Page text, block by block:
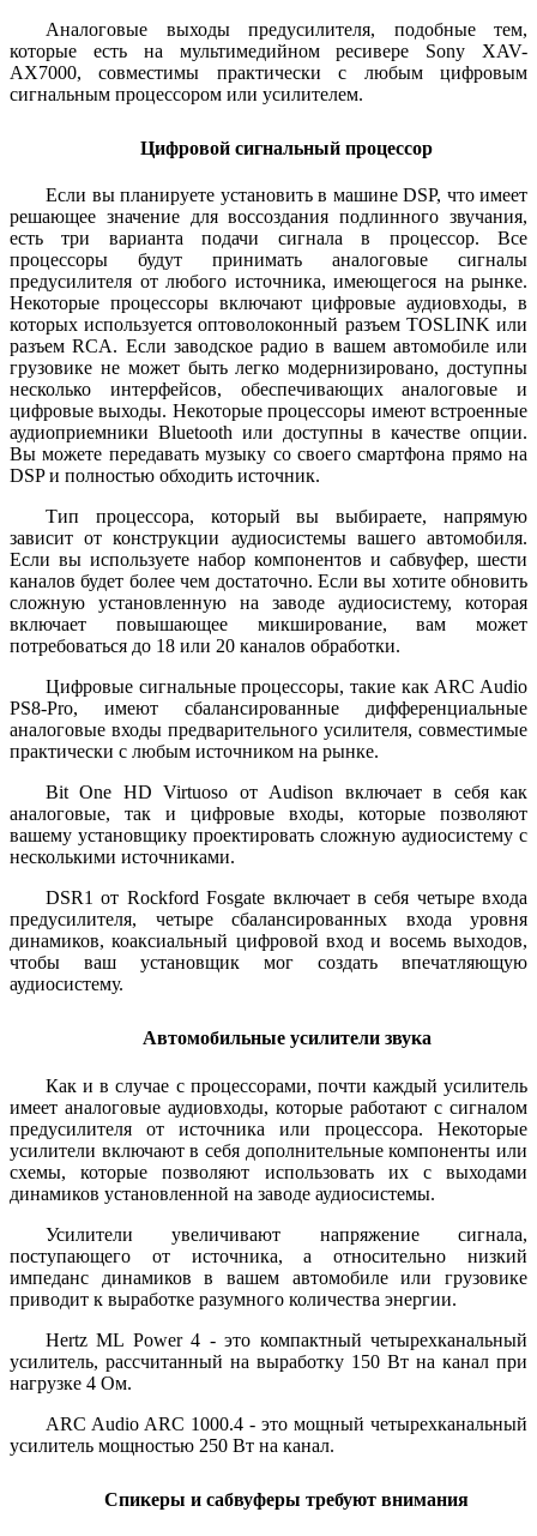
Аналоговые выходы предусилителя, подобные тем,
которые есть на мультимедийном ресивере Sony XAV-
AX7000, совместимы практически с любым цифровым
сигнальным процессором или усилителем.
Цифровой сигнальный процессор
Если вы планируете установить в машине DSP, что имеет
решающее значение для воссоздания подлинного звучания,
есть три варианта подачи сигнала в процессор. Все
процессоры будут принимать аналоговые сигналы
предусилителя от любого источника, имеющегося на рынке.
Некоторые процессоры включают цифровые аудиовходы, в
которых используется оптоволоконный разъем TOSLINK или
разъем RCA. Если заводское радио в вашем автомобиле или
грузовике не может быть легко модернизировано, доступны
несколько интерфейсов, обеспечивающих аналоговые и
цифровые выходы. Некоторые процессоры имеют встроенные
аудиоприемники Bluetooth или доступны в качестве опции.
Вы можете передавать музыку со своего смартфона прямо на
DSP и полностью обходить источник.
Тип процессора, который вы выбираете, напрямую
зависит от конструкции аудиосистемы вашего автомобиля.
Если вы используете набор компонентов и сабвуфер, шести
каналов будет более чем достаточно. Если вы хотите обновить
сложную установленную на заводе аудиосистему, которая
включает повышающее микширование, вам может
потребоваться до 18 или 20 каналов обработки.
Цифровые сигнальные процессоры, такие как ARC Audio
PS8-Pro, имеют сбалансированные дифференциальные
аналоговые входы предварительного усилителя, совместимые
практически с любым источником на рынке.
Bit One HD Virtuoso от Audison включает в себя как
аналоговые, так и цифровые входы, которые позволяют
вашему установщику проектировать сложную аудиосистему с
несколькими источниками.
DSR1 от Rockford Fosgate включает в себя четыре входа
предусилителя, четыре сбалансированных входа уровня
динамиков, коаксиальный цифровой вход и восемь выходов,
чтобы ваш установщик мог создать впечатляющую
аудиосистему.
Автомобильные усилители звука
Как и в случае с процессорами, почти каждый усилитель
имеет аналоговые аудиовходы, которые работают с сигналом
предусилителя от источника или процессора. Некоторые
усилители включают в себя дополнительные компоненты или
схемы, которые позволяют использовать их с выходами
динамиков установленной на заводе аудиосистемы.
Усилители увеличивают напряжение сигнала,
поступающего от источника, а относительно низкий
импеданс динамиков в вашем автомобиле или грузовике
приводит к выработке разумного количества энергии.
Hertz ML Power 4 - это компактный четырехканальный
усилитель, рассчитанный на выработку 150 Вт на канал при
нагрузке 4 Ом.
ARC Audio ARC 1000.4 - это мощный четырехканальный
усилитель мощностью 250 Вт на канал.
Спикеры и сабвуферы требуют внимания